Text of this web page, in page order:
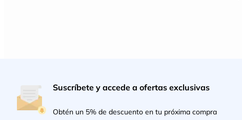
Suscríbete y accede a ofertas exclusivas
Obtén un 5% de descuento en tu próxima compra